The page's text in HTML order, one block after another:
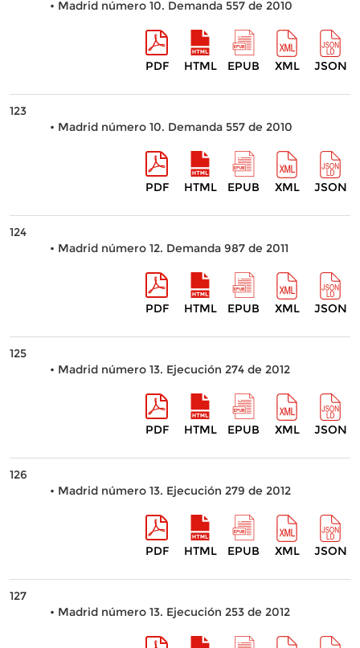
• Madrid número 10. Demanda 557 de 2010
PDF HTML EPUB XML JSON
123
• Madrid número 10. Demanda 557 de 2010
PDF HTML EPUB XML JSON
124
• Madrid número 12. Demanda 987 de 2011
PDF HTML EPUB XML JSON
125
• Madrid número 13. Ejecución 274 de 2012
PDF HTML EPUB XML JSON
126
• Madrid número 13. Ejecución 279 de 2012
PDF HTML EPUB XML JSON
127
• Madrid número 13. Ejecución 253 de 2012